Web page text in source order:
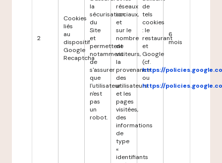
2
Cookies
liés
au
dispositif
Google
Recaptcha
la
sécurisation
du
Site
et
permettent
notamment
de
s'assurer
que
l'utilisateur
n'est
pas
un
robot.
réseaux
sociaux,
et
sur le
nombre
de
visiteurs,
la
provenance
des
utilisateurs
et les
pages
visitées,
des
informations
de
type
«
identifiants
de
tels
cookies
: le
restaurant
et
Google
(cf.
https://
ou
https://
6
mois